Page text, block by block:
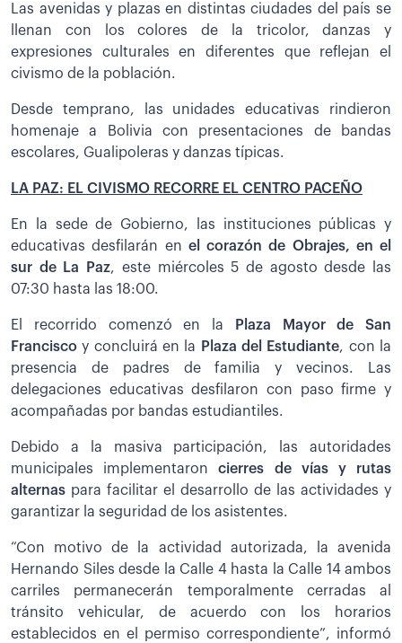
Las avenidas y plazas en distintas ciudades del país se
llenan con los colores de la tricolor, danzas y
expresiones culturales en diferentes que reflejan el
civismo de la población.
Desde temprano, las unidades educativas rindieron
homenaje a Bolivia con presentaciones de bandas
escolares, Gualipoleras y danzas típicas.
LA PAZ: EL CIVISMO RECORRE EL CENTRO PACEÑO
En la sede de Gobierno, las instituciones públicas y
educativas desfilarán en el corazón de Obrajes, en el
sur de La Paz, este miércoles 5 de agosto desde las
07:30 hasta las 18:00.
El recorrido comenzó en la
Plaza Mayor de San
Francisco y concluirá en la Plaza del Estudiante, con la
presencia de padres de familia y vecinos. Las
delegaciones educativas desfilaron con paso firme y
acompañadas por bandas estudiantiles.
Debido a la masiva participación, las autoridades
municipales implementaroncierres de vías y rutas
alternas para facilitar el desarrollo de las actividades y
garantizar la seguridad de los asistentes.
“Con motivo de la actividad autorizada, la avenida
Hernando Siles desde la Calle 4 hasta la Calle 14 ambos
carriles permanecerán temporalmente cerradas al
tránsito vehicular, de acuerdo con los horarios
establecidos en el permiso correspondiente”, informó